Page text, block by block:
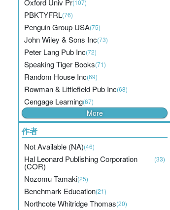
Oxford Univ Pr(107)
PBKTYFRL(76)
Penguin Group USA(75)
John Wiley & Sons Inc(73)
Peter Lang Pub Inc(72)
Speaking Tiger Books(71)
Random House Inc(69)
Rowman & Littlefield Pub Inc(68)
Cengage Learning(67)
More
作者
Not Available (NA)(46)
Hal Leonard Publishing Corporation
(COR)
(33)
Nozomu Tamaki(25)
Benchmark Education(21)
Northcote Whitridge Thomas(20)